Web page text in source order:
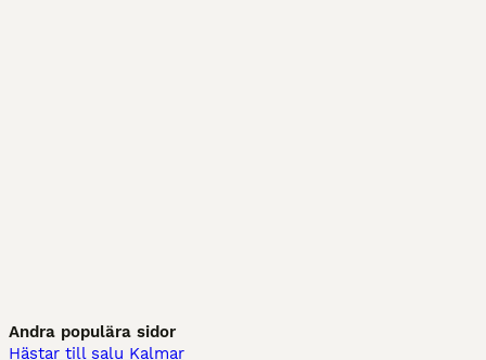
Andra populära sidor
Hästar till salu Kalmar